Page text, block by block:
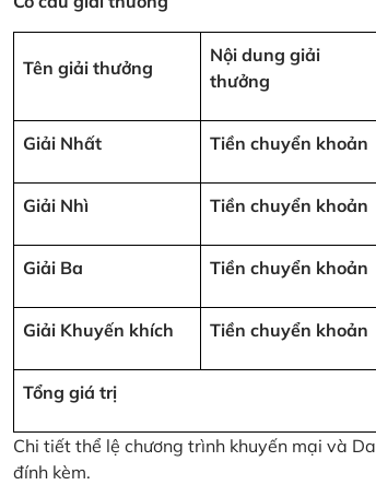
Tên giải thưởng
Nội dung giải
thưởng
Giải Nhất Tiền chuyển khoản
Giải Nhì Tiền chuyển khoản
Giải Ba Tiền chuyển khoản
Giải Khuyến khích Tiền chuyển khoản
Tổng giá trị
Chi tiết thể lệ chương trình khuyến mại và
đính kèm.